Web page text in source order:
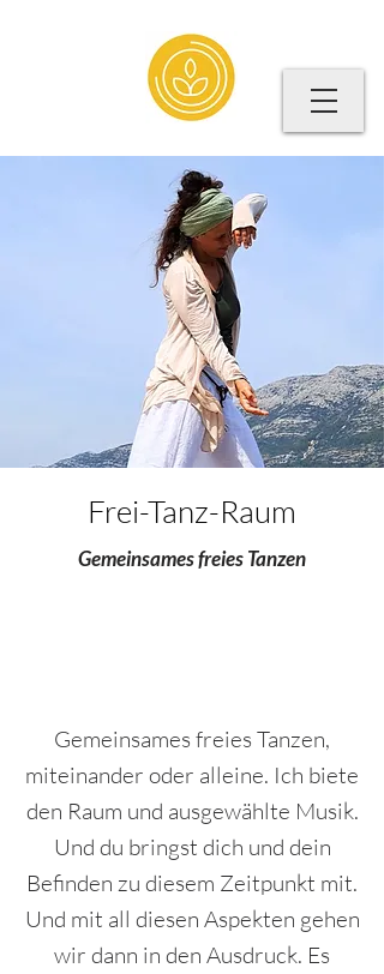
Frei-Tanz-Raum
Gemeinsames freies Tanzen
Gemeinsames freies Tanzen,
miteinander oder alleine. Ich biete
den Raum und ausgewählte Musik.
Und du bringst dich und dein
Befinden zu diesem Zeitpunkt mit.
Und mit all diesen Aspekten gehen
wir dann in den Ausdruck. Es